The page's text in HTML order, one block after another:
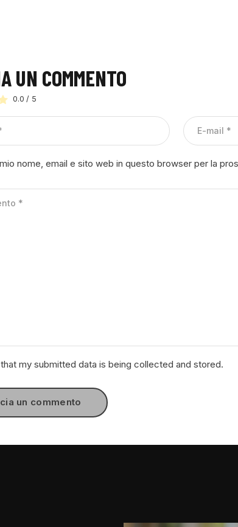
UN COMMENTO
0.0 / 5
nome, email e sito web in questo browser per la
my submitted data is being collected and stored.